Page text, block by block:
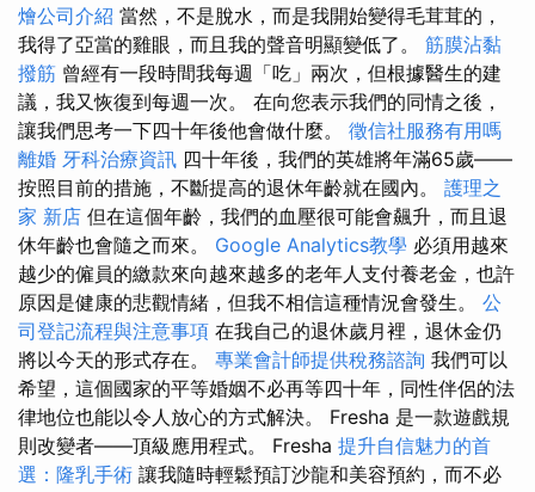
燴公司介紹 當然，不是脫水，而是我開始變得毛茸茸的，
我得了亞當的雞眼，而且我的聲音明顯變低了。 筋膜沾黏
撥筋 曾經有一段時間我每週「吃」兩次，但根據醫生的建
議，我又恢復到每週一次。 在向您表示我們的同情之後，
讓我們思考一下四十年後他會做什麼。 徵信社服務有用嗎
離婚 牙科治療資訊 四十年後，我們的英雄將年滿65歲——
按照目前的措施，不斷提高的退休年齡就在國內。 護理之
家 新店 但在這個年齡，我們的血壓很可能會飆升，而且退
休年齡也會隨之而來。 Google Analytics教學 必須用越來
越少的僱員的繳款來向越來越多的老年人支付養老金，也許
原因是健康的悲觀情緒，但我不相信這種情況會發生。 公
司登記流程與注意事項 在我自己的退休歲月裡，退休金仍
將以今天的形式存在。 專業會計師提供稅務諮詢 我們可以
希望，這個國家的平等婚姻不必再等四十年，同性伴侶的法
律地位也能以令人放心的方式解決。 Fresha 是一款遊戲規
則改變者——頂級應用程式。 Fresha 提升自信魅力的首
選：隆乳手術 讓我隨時輕鬆預訂沙龍和美容預約，而不必